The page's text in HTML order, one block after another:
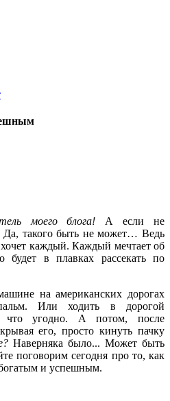
моего блога! А если не
такого быть не может… Ведь
каждый. Каждый мечтает об
будет в плавках рассекать по
на американских дорогах
Или ходить в дорогой
что угодно. А потом, после
его, просто кинуть пачку
Наверняка было... Может быть
поговорим сегодня про то, как
и успешным.